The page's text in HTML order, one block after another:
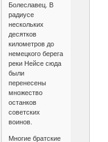
Болеславец. В
радиусе
нескольких
десятков
километров до
немецкого берега
реки Нейсе сюда
были
перенесены
множество
останков
советских
воинов.
Многие братские